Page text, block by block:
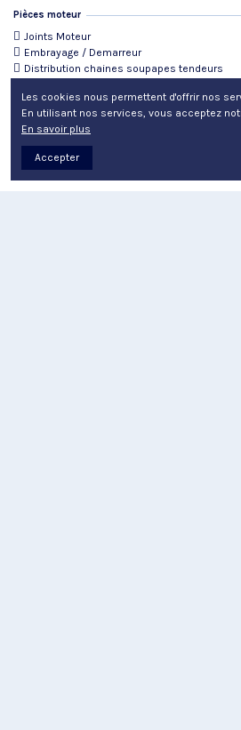
Pièces moteur
Joints Moteur
Embrayage / Demarreur
Distribution chaines soupapes tendeurs
Les cookies nous permettent d'offrir nos
En utilisant nos services, vous acceptez
En savoir plus
Accepter